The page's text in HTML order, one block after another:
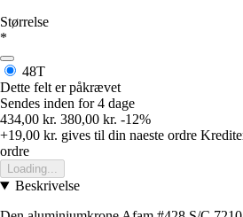
Størrelse
*
48T
Dette felt er påkrævet
Sendes inden for 4 dage
434,00 kr. 380,00 kr. -12%
+19,00 kr. gives til din naeste ordre
ordre
Loading...
Beskrivelse